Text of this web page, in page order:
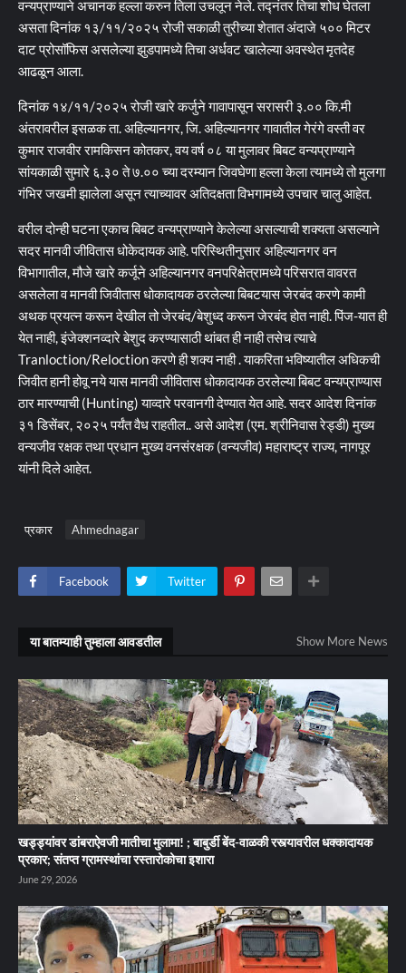
वन्यप्राण्याने अचानक हल्ला करुन तिला उचलून नेले. तद्नंतर तिचा शोध घेतला
असता दिनांक १३/११/२०२५ रोजी सकाळी तुरीच्या शेतात अंदाजे ५०० मिटर
दाट प्रोसॉफिस असलेल्या झुडपामध्ये तिचा अर्धवट खालेल्या अवस्थेत मृतदेह
आढळून आला.
दिनांक १४/११/२०२५ रोजी खारे कर्जुने गावापासून सरासरी ३.०० कि.मी
अंतरावरील इसळक ता. अहिल्यानगर, जि. अहिल्यानगर गावातील गेरंगे वस्ती वर
कुमार राजवीर रामकिसन कोतकर, वय वर्ष ०८ या मुलावर बिबट वन्यप्राण्याने
सांयकाळी सुमारे ६.३० ते ७.०० च्या दरम्यान जिवघेणा हल्ला केला त्यामध्ये तो मुलगा
गंभिर जखमी झालेला असून त्याच्यावर अतिदक्षता विभगामध्ये उपचार चालु आहेत.
वरील दोन्ही घटना एकाच बिबट वन्यप्राण्याने केलेल्या असल्याची शक्यता असल्याने
सदर मानवी जीवितास धोकेदायक आहे. परिस्थितीनुसार अहिल्यानगर वन
विभागातील, मौजे खारे कर्जूने अहिल्यानगर वनपरिक्षेत्रामध्ये परिसरात वावरत
असलेला व मानवी जिवीतास धोकादायक ठरलेल्या बिबटयास जेरबंद करणे कामी
अथक प्रयत्न करून देखील तो जेरबंद/बेशुध्द करून जेरबंद होत नाही. पिंज-यात ही
येत नाही, इंजेक्शनव्दारे बेशुद करण्यासाठी थांबत ही नाही तसेच त्याचे
Tranloction/Reloction करणे ही शक्य नाही . याकरिता भविष्यातील अधिकची
जिवीत हानी होवू नये यास मानवी जीवितास धोकादायक ठरलेल्या बिबट वन्यप्राण्यास
ठार मारण्याची (Hunting) याव्दारे परवानगी देण्यात येत आहे. सदर आदेश दिनांक
३१ डिसेंबर, २०२५ पर्यंत वैध राहतील.. असे आदेश (एम. श्रीनिवास रेड्डी) मुख्य
वन्यजीव रक्षक तथा प्रधान मुख्य वनसंरक्षक (वन्यजीव) महाराष्ट्र राज्य, नागपूर
यांनी दिले आहेत.
प्रकार Ahmednagar
Facebook Twitter
या बातम्याही तुम्हाला आवडतील Show More News
खड्ड्यांवर डांबराऐवजी मातीचा मुलामा! ; बाबुर्डी बेंद-वाळकी रस्त्यावरील धक्कादायक
प्रकार; संतप्त ग्रामस्थांचा रस्तारोकोचा इशारा
June 29, 2026